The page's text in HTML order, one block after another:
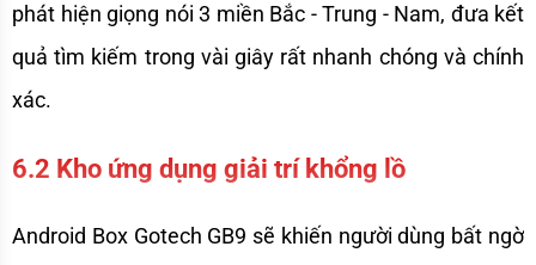
phát hiện giọng nói 3 miền Bắc - Trung - Nam, đưa kết
quả tìm kiếm trong vài giây rất nhanh chóng và chính
xác.
6.2 Kho ứng dụng giải trí khổng lồ
Android Box Gotech GB9 sẽ khiến người dùng bất ngờ